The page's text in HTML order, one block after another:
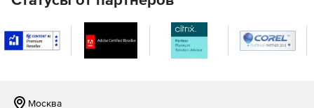
Основные возможности:
Легко загружать, извлекать и сохранять различные
форматы шрифтов.
Сохранение обновленных файлов шрифтов на диск.
Москва